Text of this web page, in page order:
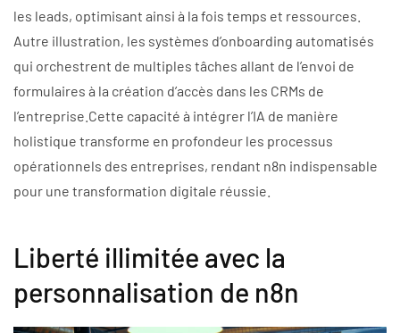
les leads, optimisant ainsi à la fois temps et ressources.
Autre illustration, les systèmes d’onboarding automatisés
qui orchestrent de multiples tâches allant de l’envoi de
formulaires à la création d’accès dans les CRMs de
l’entreprise.Cette capacité à intégrer l’IA de manière
holistique transforme en profondeur les processus
opérationnels des entreprises, rendant n8n indispensable
pour une transformation digitale réussie.
Liberté illimitée avec la
personnalisation de n8n